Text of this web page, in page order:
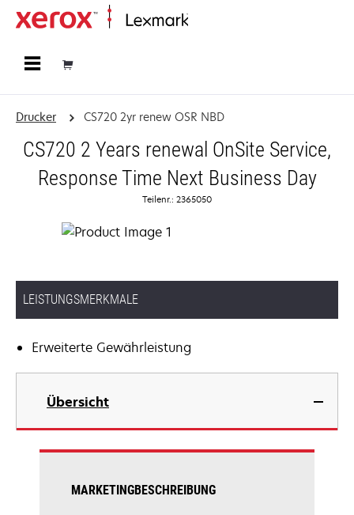
Drucker CS720 2yr renew OSR NBD
CS720 2 Years renewal OnSite Service,
Response Time Next Business Day
Teilenr.: 2365050
LEISTUNGSMERKMALE
Erweiterte Gewährleistung
Übersicht
MARKETINGBESCHREIBUNG